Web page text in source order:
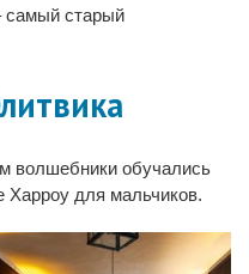
самый старый
волшебники обучались
Харроу для мальчиков.